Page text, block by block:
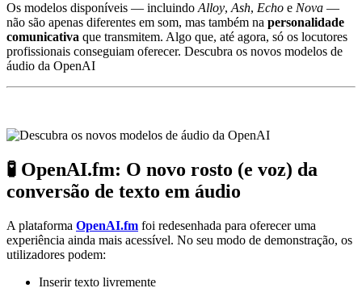
Os modelos disponíveis — incluindoAlloy,Ash, Echo e Nova —
não são apenas diferentes em som, mas também na personalidade
comunicativa que transmitem. Algo que, até agora, só os locutores
profissionais conseguiam oferecer. Descubra os novos modelos de
áudio da OpenAI
🧪 OpenAI.fm: O novo rosto (e voz) da
conversão de texto em áudio
A plataforma OpenAI.fm foi redesenhada para oferecer uma
experiência ainda mais acessível. No seu modo de demonstração, os
utilizadores podem:
Inserir texto livremente